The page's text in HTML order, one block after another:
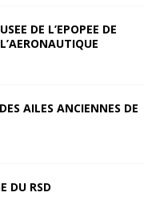
DE L’EPOPEE DE
AILES ANCIENNES DE
DU RSD